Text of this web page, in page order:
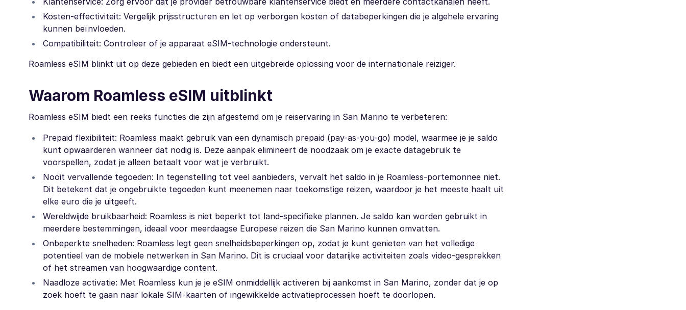
Kosten-effectiviteit: Vergelijk prijsstructuren en let op verborgen kosten of databeperkingen die je algehele ervaring
kunnen beïnvloeden.
Compatibiliteit: Controleer of je apparaat eSIM-technologie ondersteunt.
Roamless eSIM blinkt uit op deze gebieden en biedt een uitgebreide oplossing voor de internationale reiziger.
Waarom Roamless eSIM uitblinkt
Roamless eSIM biedt een reeks functies die zijn afgestemd om je reiservaring in San Marino te verbeteren:
Prepaid flexibiliteit: Roamless maakt gebruik van een dynamisch prepaid (pay-as-you-go) model, waarmee je je saldo
kunt opwaarderen wanneer dat nodig is. Deze aanpak elimineert de noodzaak om je exacte datagebruik te
voorspellen, zodat je alleen betaalt voor wat je verbruikt.
Nooit vervallende tegoeden: In tegenstelling tot veel aanbieders, vervalt het saldo in je Roamless-portemonnee niet.
Dit betekent dat je ongebruikte tegoeden kunt meenemen naar toekomstige reizen, waardoor je het meeste haalt uit
elke euro die je uitgeeft.
Wereldwijde bruikbaarheid: Roamless is niet beperkt tot land-specifieke plannen. Je saldo kan worden gebruikt in
meerdere bestemmingen, ideaal voor meerdaagse Europese reizen die San Marino kunnen omvatten.
Onbeperkte snelheden: Roamless legt geen snelheidsbeperkingen op, zodat je kunt genieten van het volledige
potentieel van de mobiele netwerken in San Marino. Dit is cruciaal voor datarijke activiteiten zoals video-gesprekken
of het streamen van hoogwaardige content.
Naadloze activatie: Met Roamless kun je je eSIM onmiddellijk activeren bij aankomst in San Marino, zonder dat je op
zoek hoeft te gaan naar lokale SIM-kaarten of ingewikkelde activatieprocessen hoeft te doorlopen.